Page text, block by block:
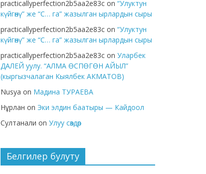
practicallyperfection2b5aa2e83c on “Улуктун
күйгөнү” же “С… га” жазылган ырлардын сыры
practicallyperfection2b5aa2e83c on “Улуктун
күйгөнү” же “С… га” жазылган ырлардын сыры
practicallyperfection2b5aa2e83c on Уларбек
ДАЛЕЙ уулу. “АЛМА ӨСПӨГӨН АЙЫЛ”
(кыргызчалаган Кыялбек АКМАТОВ)
Nusya on Мадина ТУРАЕВА
Нұрлан on Эки элдин баатыры — Кайдоол
Султанали on Улуу сөздөр
Белгилер булуту